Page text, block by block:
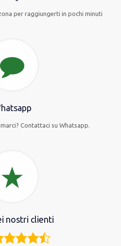
per raggiungerti in pochi minuti
Contattaci su Whatsapp.
nostri clienti